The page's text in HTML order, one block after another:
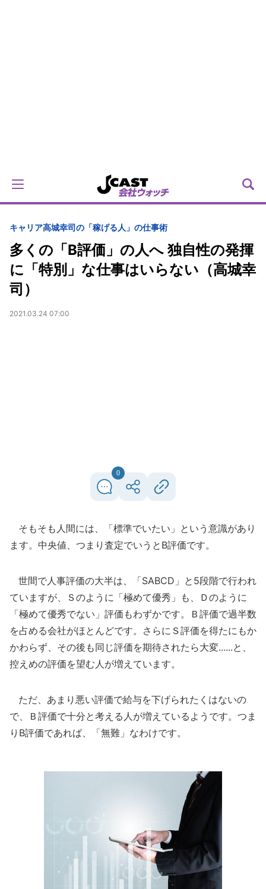
キャリア高城幸司の「稼げる人」の仕事術
多くの「B評価」の人へ 独自性の発揮
に「特別」な仕事はいらない（高城幸
司）
2021.03.24 07:00
0
そもそも人間には、「標準でいたい」という意識があり
ます。中央値、つまり査定でいうとB評価です。
世間で人事評価の大半は、「SABCD」と5段階で行われ
ていますが、Ｓのように「極めて優秀」も、Ｄのように
「極めて優秀でない」評価もわずかです。Ｂ評価で過半数
を占める会社がほとんどです。さらにＳ評価を得たにもか
かわらず、その後も同じ評価を期待されたら大変......と、
控えめの評価を望む人が増えています。
ただ、あまり悪い評価で給与を下げられたくはないの
で、Ｂ評価で十分と考える人が増えているようです。つま
りB評価であれば、「無難」なわけです。